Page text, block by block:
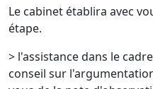
Le cabinet établira avec
étape.
> l'assistance dans le
conseil sur